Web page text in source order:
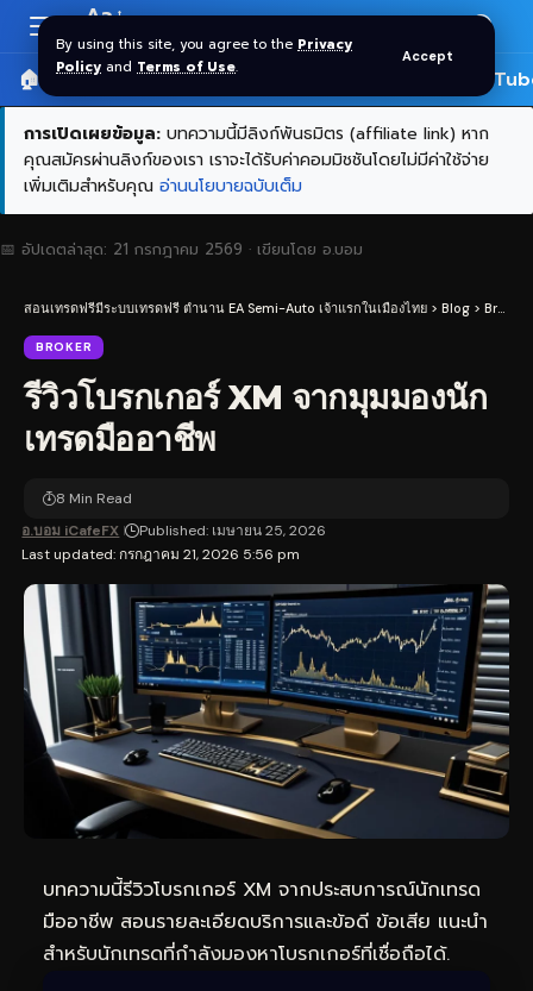
By using this site, you agree to the Privacy
Policy and Terms of Use.
Accept
Resizer
Aa
🏠 หน้าแรก ราคาทอง SPDR 🎬
การเปิดเผยข้อมูล: บทความนี้มีลิงก์พันธมิตร (affiliate link) หาก
คุณสมัครผ่านลิงก์ของเรา เราจะได้รับค่าคอมมิชชันโดยไม่มีค่าใช้จ่าย
เพิ่มเติมสำหรับคุณ อ่านนโยบายฉบับเต็ม
📅 อัปเดตล่าสุด: 21 กรกฎาคม 2569 · เขียนโดย อ.บอม
สอนเทรดฟรีมีระบบเทรดฟรี ตำนาน EA Semi-Auto เจ้าแรกในเมืองไทย > Blog > Broker
BROKER
รีวิวโบรกเกอร์ XM จากมุมมองนัก
เทรดมืออาชีพ
Last updated: กรกฎาคม 21, 2026 5:56 pm
อ.บอม iCafeFX Published: เมษายน 25, 2026
8 Min Read
บทความนี้รีวิวโบรกเกอร์ XM จากประสบการณ์นักเทรด
มืออาชีพ สอนรายละเอียดบริการและข้อดี ข้อเสีย แนะนำ
สำหรับนักเทรดที่กำลังมองหาโบรกเกอร์ที่เชื่อถือได้.